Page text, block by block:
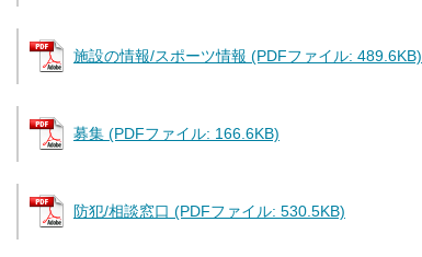
施設の情報/スポーツ情報 (PDFファイル: 489.6KB)
募集 (PDFファイル: 166.6KB)
防犯/相談窓口 (PDFファイル: 530.5KB)